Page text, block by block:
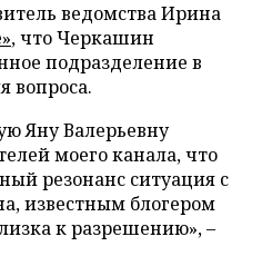
ведомства Ирина
, что Черкашин
подразделение в
вопроса.
Яну Валерьевну
моего канала, что
резонанс ситуация с
известным блогером
к разрешению», –